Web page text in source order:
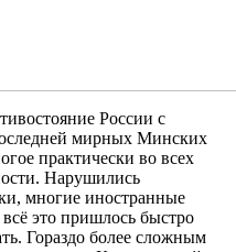
России с
мирных Минских
практически во всех
Нарушились
многие иностранные
это пришлось быстро
Гораздо более сложным